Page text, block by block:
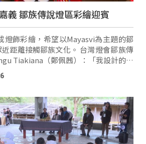
義 鄒族傳說燈區彩繪迎賓
燈飾彩繪，希望以Mayasvi為主題的鄒
觸鄒族文化。 台灣燈會鄒族傳
Tiakiana（鄭佩茜）：「我設計的這
實就是有一個鄒族男子的意象，我們
有女子的傳統服 …